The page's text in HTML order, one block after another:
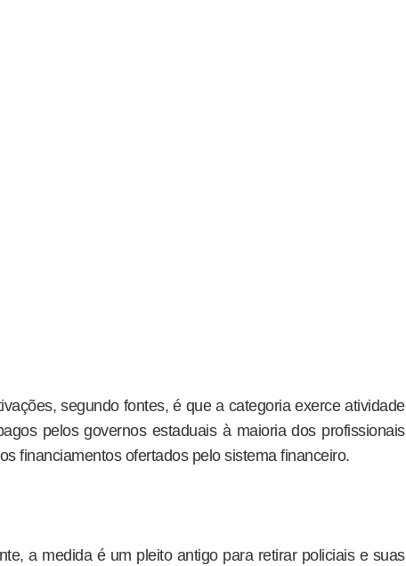
segundo fontes, é que a categoria exerce atividade
pelos governos estaduais à maioria dos profissionais
financiamentos ofertados pelo sistema financeiro.
a medida é um pleito antigo para retirar policiais e suas